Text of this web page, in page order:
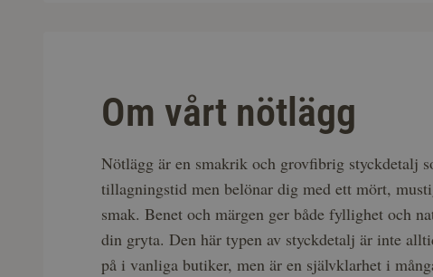
Om vårt nötlägg
Nötlägg är en smakrik och grovfibrig styckdetalj
tillagningstid men belönar dig med ett mört,
smak. Benet och märgen ger både fyllighet och
din gryta. Den här typen av styckdetalj är inte
på i vanliga butiker, men är en självklarhet i